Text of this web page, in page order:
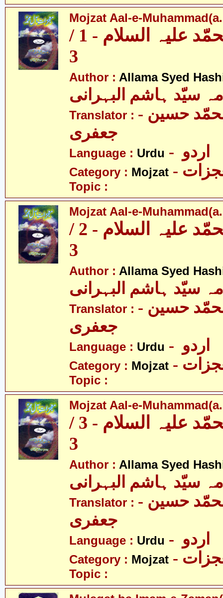
Mojzat Aal-e-
معجزات آل محمّد علیہ السلام - 1 /
3
Author : Allama Syed
سیّد ہاشم البہرانی
Translator : - مولانا محمّد حسین
جعفری
Language : Urdu
Category : Mojzat
Topic :
Mojzat Aal-e-
معجزات آل محمّد علیہ السلام - 2 /
3
Author : Allama Syed
سیّد ہاشم البہرانی
Translator : - مولانا محمّد حسین
جعفری
Language : Urdu
Category : Mojzat
Topic :
Mojzat Aal-e-
معجزات آل محمّد علیہ السلام - 3 /
3
Author : Allama Syed
سیّد ہاشم البہرانی
Translator : - مولانا محمّد حسین
جعفری
Language : Urdu
Category : Mojzat
Topic :